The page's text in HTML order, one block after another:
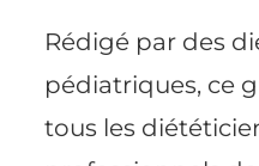
Rédigé par des
pédiatriques, ce
tous les